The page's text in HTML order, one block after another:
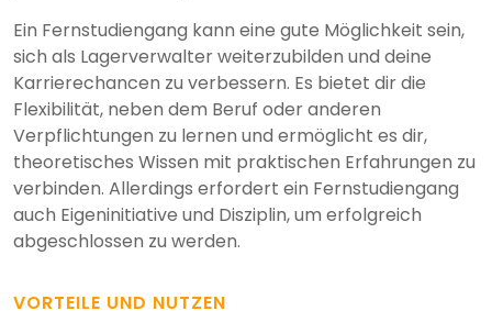
Ein Fernstudiengang kann eine gute Möglichkeit sein,
sich als Lagerverwalter weiterzubilden und deine
Karrierechancen zu verbessern. Es bietet dir die
Flexibilität, neben dem Beruf oder anderen
Verpflichtungen zu lernen und ermöglicht es dir,
theoretisches Wissen mit praktischen Erfahrungen zu
verbinden. Allerdings erfordert ein Fernstudiengang
auch Eigeninitiative und Disziplin, um erfolgreich
abgeschlossen zu werden.
VORTEILE UND NUTZEN